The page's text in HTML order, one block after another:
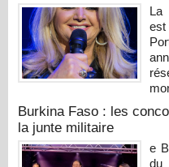
La
Burkina Faso : les
la junte militaire
e